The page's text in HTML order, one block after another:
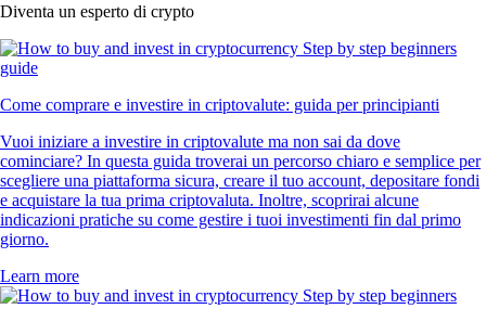
Diventa un esperto di crypto
Come comprare e investire in criptovalute: guida per principianti
Vuoi iniziare a investire in criptovalute ma non sai da dove
cominciare? In questa guida troverai un percorso chiaro e semplice per
scegliere una piattaforma sicura, creare il tuo account, depositare fondi
e acquistare la tua prima criptovaluta. Inoltre, scoprirai alcune
indicazioni pratiche su come gestire i tuoi investimenti fin dal primo
giorno.
Learn more